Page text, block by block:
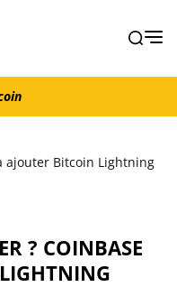
ajouter Bitcoin Lightning
? COINBASE